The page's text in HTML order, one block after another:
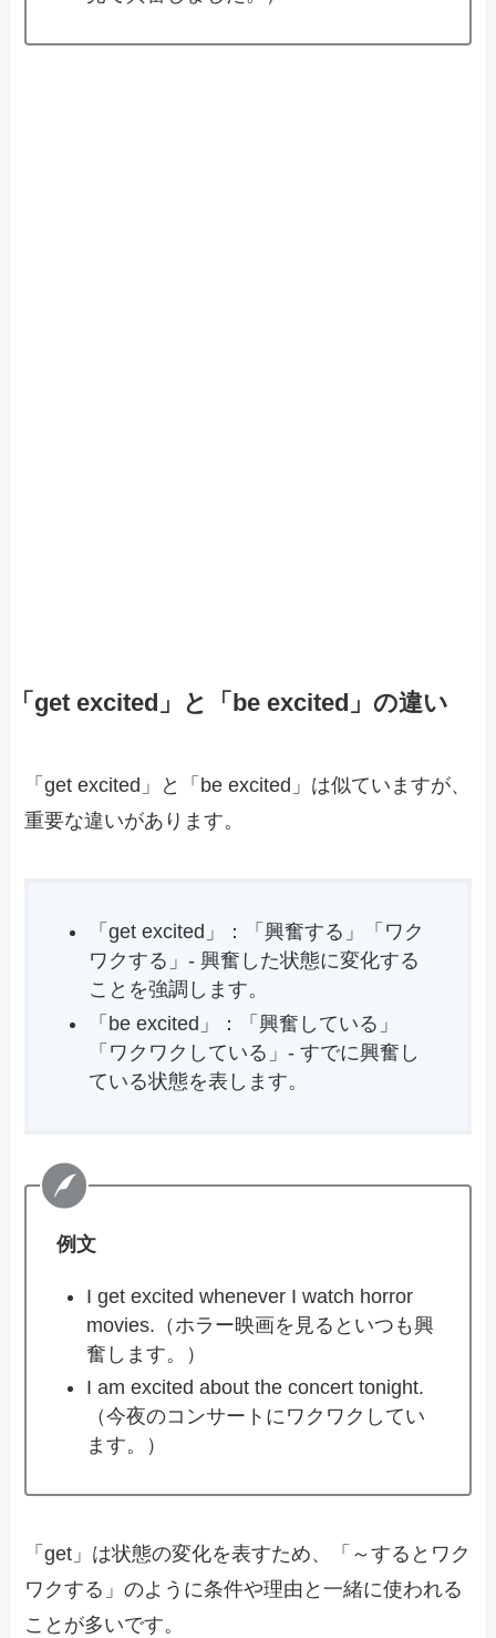
「get excited」と「be excited」の違い
「get excited」と「be excited」は似ていますが、
重要な違いがあります。
「get excited」：「興奮する」「ワク
ワクする」- 興奮した状態に変化する
ことを強調します。
「be excited」：「興奮している」
「ワクワクしている」- すでに興奮し
ている状態を表します。
例文
I get excited whenever I watch horror
movies.（ホラー映画を見るといつも興
奮します。）
I am excited about the concert tonight.
（今夜のコンサートにワクワクしてい
ます。）
「get」は状態の変化を表すため、「～するとワク
ワクする」のように条件や理由と一緒に使われる
ことが多いです。